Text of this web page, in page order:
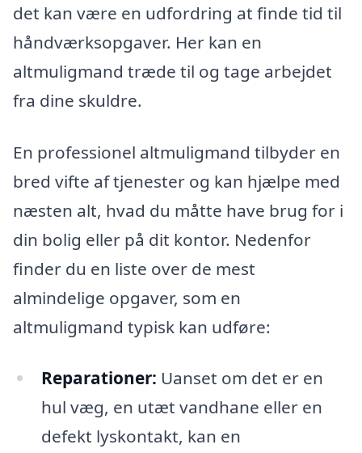
det kan være en udfordring at finde tid til
håndværksopgaver. Her kan en
altmuligmand træde til og tage arbejdet
fra dine skuldre.
En professionel altmuligmand tilbyder en
bred vifte af tjenester og kan hjælpe med
næsten alt, hvad du måtte have brug for i
din bolig eller på dit kontor. Nedenfor
finder du en liste over de mest
almindelige opgaver, som en
altmuligmand typisk kan udføre:
Reparationer: Uanset om det er en
hul væg, en utæt vandhane eller en
defekt lyskontakt, kan en